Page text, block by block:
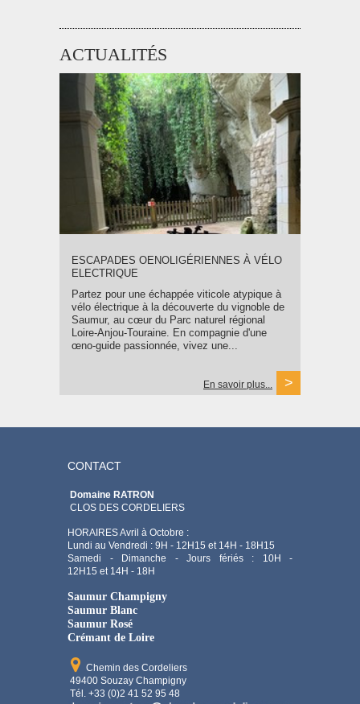
ACTUALITÉS
ESCAPADES OENOLIGÉRIENNES À VÉLO
ELECTRIQUE
Partez pour une échappée viticole atypique à
vélo électrique à la découverte du vignoble de
Saumur, au cœur du Parc naturel régional
Loire-Anjou-Touraine. En compagnie d'une
œno-guide passionnée, vivez une...
En savoir plus...
CONTACT
Domaine RATRON
CLOS DES CORDELIERS
HORAIRES Avril à Octobre :
Lundi au Vendredi : 9H - 12H15 et 14H - 18H15
Samedi - Dimanche - Jours fériés : 10H -
12H15 et 14H - 18H
Saumur Champigny
Saumur Blanc
Saumur Rosé
Crémant de Loire
Chemin des Cordeliers
49400 Souzay Champigny
Tél. +33 (0)2 41 52 95 48